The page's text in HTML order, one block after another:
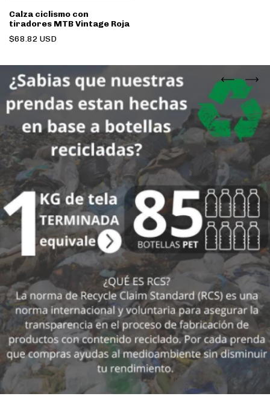
Calza ciclismo con
tiradores MTB Vintage Roja
$68.82 USD